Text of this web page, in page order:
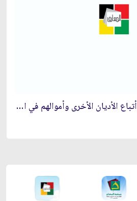
الموضوع: صيانة ارواح أتباع الأديان الأخرى وأموالهم في الحكومة الاسلامية